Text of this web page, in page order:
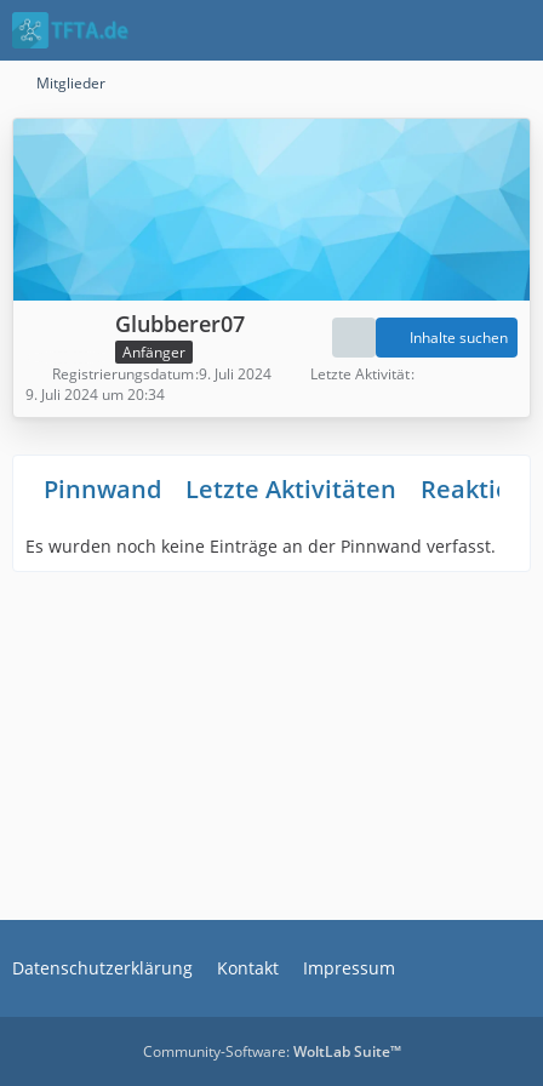
Mitglieder
Glubberer07
Anfänger
Inhalte suchen
Registrierungsdatum 9. Juli 2024
Letzte Aktivität
9. Juli 2024 um 20:34
Pinnwand Letzte Aktivitäten
Es wurden noch keine Einträge an der Pinnwand verfasst.
Datenschutzerklärung Kontakt Impressum
Community-Software:WoltLab Suite™